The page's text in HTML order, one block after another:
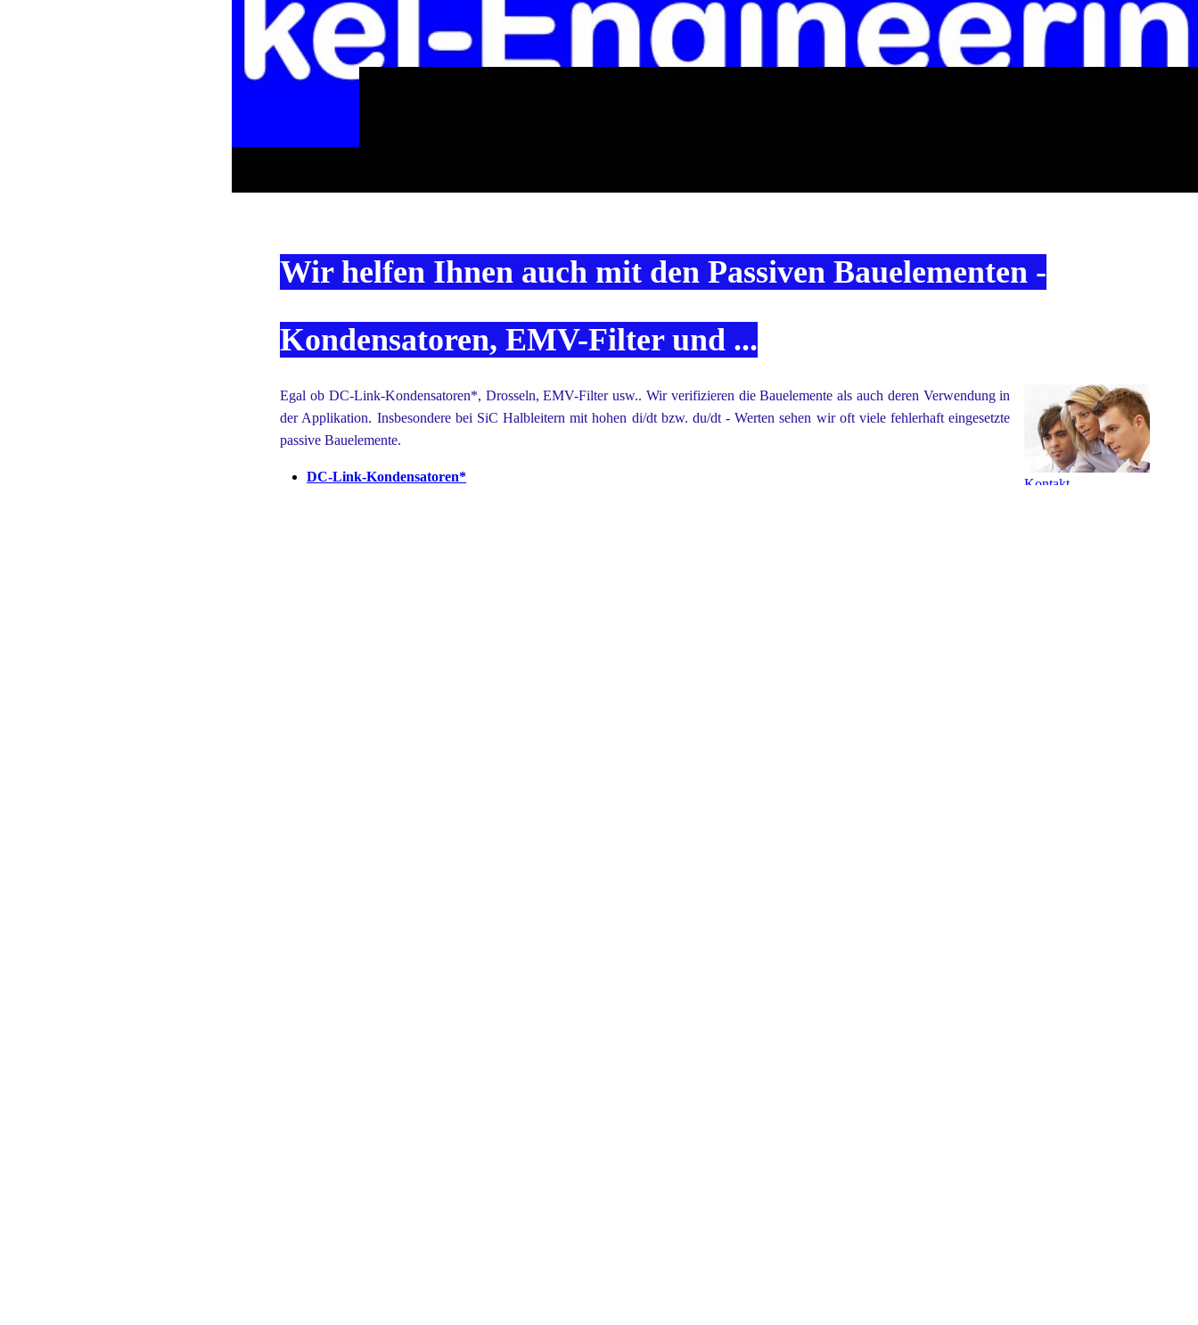
Wir helfen Ihnen auch mit den Passiven Bauelementen -
Kondensatoren, EMV-Filter und ...
Kontakt
Egal ob DC-Link-Kondensatoren*, Drosseln, EMV-Filter usw.. Wir verifizieren die Bauelemente als auch deren Verwendung in
der Applikation. Insbesondere bei SiC Halbleitern mit hohen di/dt bzw. du/dt - Werten sehen wir oft viele fehlerhaft eingesetzte
passive Bauelemente.
DC-Link-Kondensatoren*